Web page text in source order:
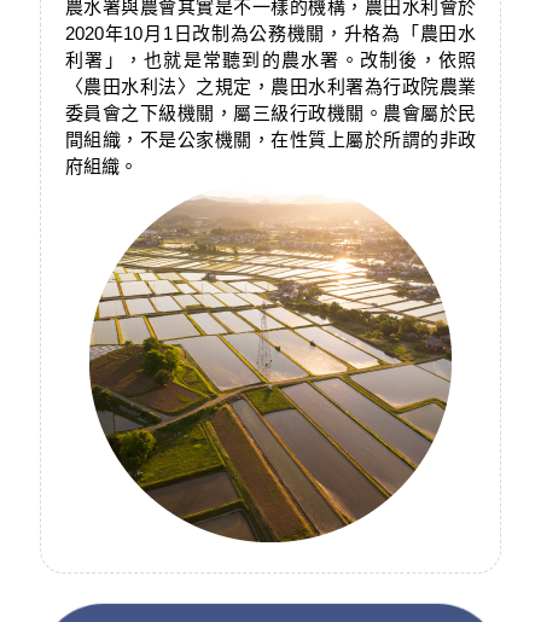
農水署與農會其實是不一樣的機構，農田水利會於
2020年10月1日改制為公務機關，升格為「農田水
利署」，也就是常聽到的農水署。改制後，依照
〈農田水利法〉之規定，農田水利署為行政院農業
委員會之下級機關，屬三級行政機關。農會屬於民
間組織，不是公家機關，在性質上屬於所謂的非政
府組織。